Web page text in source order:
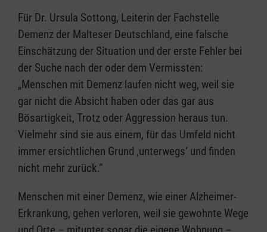
Für Dr. Ursula Sottong, Leiterin der Fachstelle
Demenz der Malteser Deutschland, eine falsche
Einschätzung der Situation und der erste Fehler bei
der Suche nach der oder dem Vermissten:
„Menschen mit Demenz laufen nicht weg, weil sie
gar nicht die Absicht haben oder das gar aus
Bösartigkeit, Trotz oder Aggression heraus tun.
Vielmehr sind sie aus einem, für das Umfeld nicht
immer ersichtlichen Grund ‚unterwegs‘ und finden
nicht mehr zurück.“
Menschen mit einer Demenz, wie einer Alzheimer-
Erkrankung, gehen verloren, weil sie gewohnte Wege